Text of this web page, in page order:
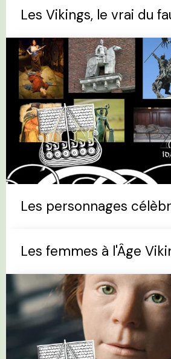
Les Vikings, le vrai du
Les personnages
Les femmes à l'Âge